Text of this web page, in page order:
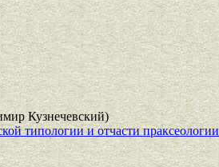
Кузнечевский)
типологии и отчасти праксеологии